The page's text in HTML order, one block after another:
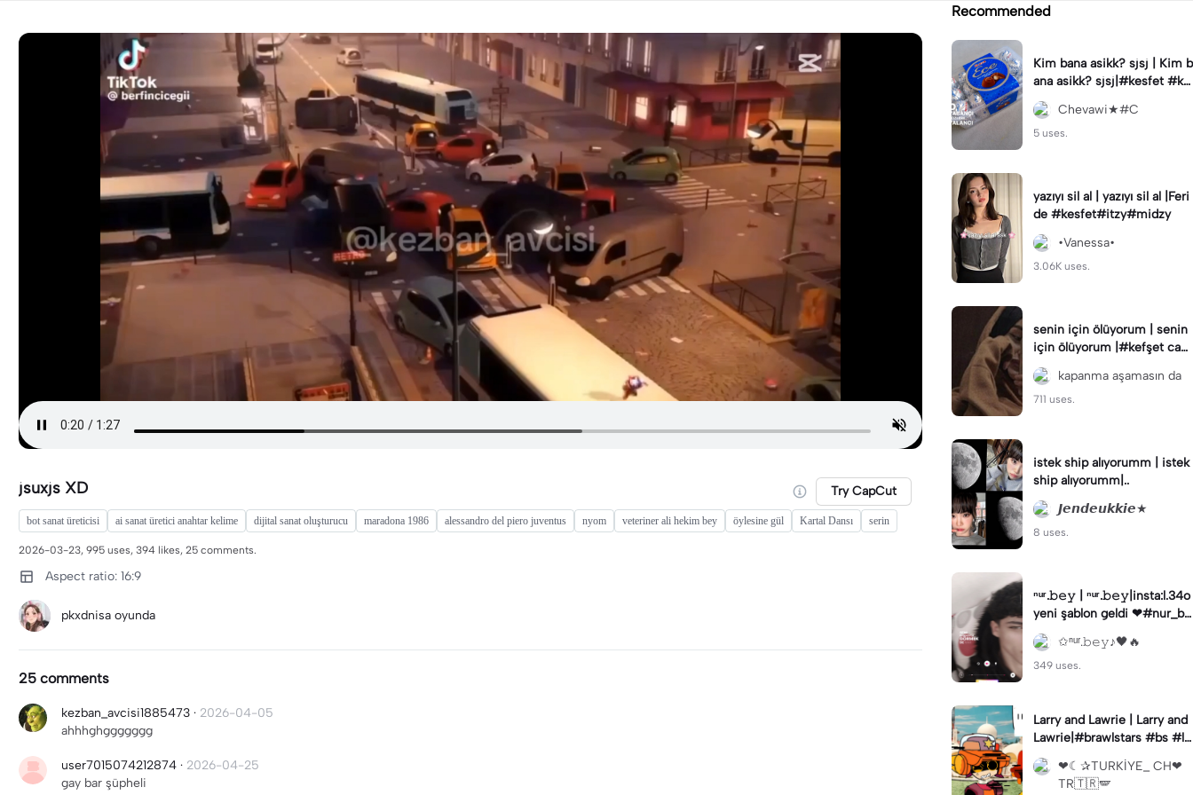
jsuxjs XD Try CapCut
bot sanat üreticisi ai sanat üretici anahtar kelime dijital sanat oluşturucu maradona 1986 alessandro del piero juventus nyom veteriner ali hekim bey öylesine gül Kartal Dansı serin
2026-03-23, 995 uses, 394 likes, 25 comments.
Aspect ratio: 16:9
pkxdnisa oyunda
25 comments
kezban_avcisi1885473 · 2026-04-05
ahhhghggggggg
user7015074212874 · 2026-04-25
gay bar şüpheli
Recommended
Kim bana asikk? sjsj | Kim b
ana asikk? sjsj|#kesfet #ke
sfetteyiz #capcut #Ece
Chevawi★#C
5 uses.
yazıyı sil al | yazıyı sil al |Feri
de #kesfet#itzy#midzy
•Vanessa•
3.06K uses.
senin için ölüyorum | senin
için ölüyorum |#kefşet cap
cut benin öne çıkar kefşet k
efşet 🥲kapanma aşamasın da
711 uses.
istek ship alıyorumm | istek
ship alıyorumm|..
𝙅𝙚𝙣𝙙𝙚𝙪𝙠𝙠𝙞𝙚★
8 uses.
ⁿᵘʳ.𝚋𝚎𝚢 | ⁿᵘʳ.𝚋𝚎𝚢|insta:l.34o
yeni şablon geldi ❤#nur_be
y
✩ⁿᵘʳ.𝚋𝚎𝚢♪🖤🔥
349 uses.
Larry and Lawrie | Larry and
Lawrie|#brawlstars #bs #la
rryandlawrie #animation
❤︎︎☾✰TURKİYE_ CH❤︎︎
TR🇹🇷🪽